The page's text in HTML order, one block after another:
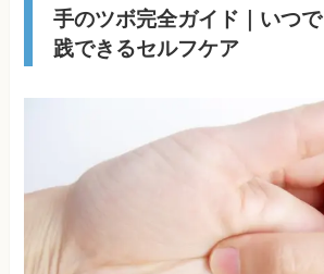
手のツボ完全ガイド｜いつ
践できるセルフケア